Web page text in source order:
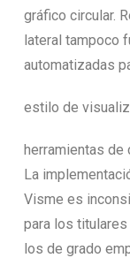
gráfico circular.
lateral tampoco
automatizadas
estilo de
herramientas de
La
Visme es
para los
los de grado